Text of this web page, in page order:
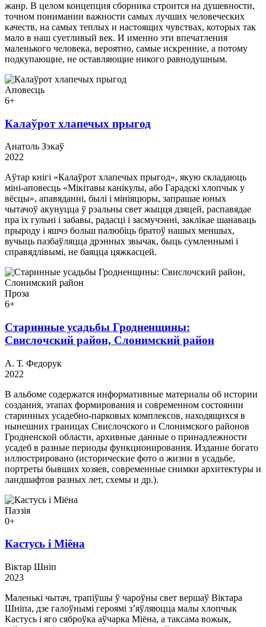
жанр. В целом концепция сборника строится на душевности,
точном понимании важности самых лучших человеческих
качеств, на самых теплых и настоящих чувствах, которых так
мало в наш суетливый век. И именно эти впечатления
маленького человека, вероятно, самые искренние, а потому
подкупающие, не оставляющие никого равнодушным.
Аповесць
6+
Калаўрот хлапечых прыгод
Анатоль Зэкаў
2022
Аўтар кнігі «Калаўрот хлапечых прыгод», якую складаюць
міні-аповесць «Мікітавы канікулы, або Гарадскі хлопчык у
вёсцы», апавяданні, былі і мініяцюры, запрашае юных
чытачоў акунуцца ў рэальны свет жыцця дзяцей, распавядае
пра іх гульні і забавы, радасці і засмучэнні, заклікае шанаваць
прыроду і яшчэ больш палюбіць братоў нашых меншых,
вучыць пазбаўляцца дрэнных звычак, быць сумленнымі і
справядлівымі, не баяцца цяжкасцей.
Проза
6+
Старинные усадьбы Гродненщины:
Свислочский район, Слонимский район
А. Т. Федорук
2022
В альбоме содержатся информативные материалы об истории
создания, этапах формирования и современном состоянии
старинных усадебно-парковых комплексов, находящихся в
нынешних границах Свислочского и Слонимского районов
Гродненской области, архивные данные о принадлежности
усадеб в разные периоды функционирования. Издание богато
иллюстрировано (исторические фото о жизни в усадьбе,
портреты бывших хозяев, современные снимки архитектуры и
ландшафтов разных лет, схемы и др.).
Паэзія
0+
Кастусь і Міёна
Віктар Шніп
2023
Маленькі чытач, трапіўшы ў чароўны свет вершаў Віктара
Шніпа, дзе галоўнымі героямі з’яўляюцца малы хлопчык
Кастусь і яго сяброўка аўчарка Міёна, а таксама вожык,